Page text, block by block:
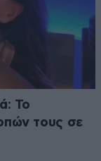
Το
τους σε